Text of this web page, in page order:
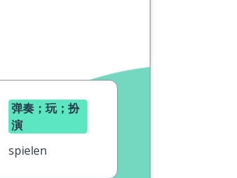
弹奏；玩；扮
演
spielen